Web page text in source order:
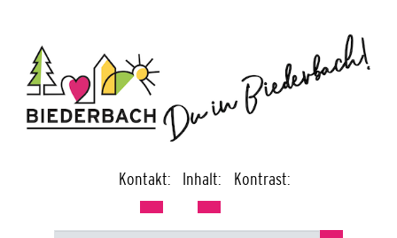
Kontakt: Inhalt: Kontrast: